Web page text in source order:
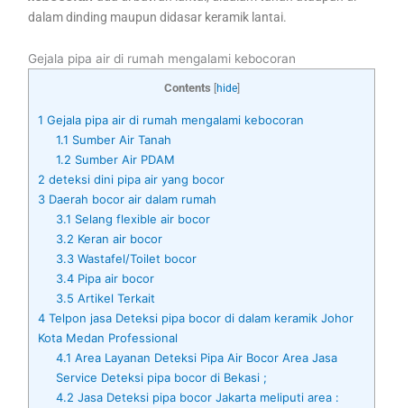
dalam dinding maupun didasar keramik lantai.
Gejala pipa air di rumah mengalami kebocoran
Contents [hide]
1 Gejala pipa air di rumah mengalami kebocoran
1.1 Sumber Air Tanah
1.2 Sumber Air PDAM
2 deteksi dini pipa air yang bocor
3 Daerah bocor air dalam rumah
3.1 Selang flexible air bocor
3.2 Keran air bocor
3.3Wastafel/Toilet bocor
3.4Pipa air bocor
3.5 Artikel Terkait
4 Telpon jasa Deteksi pipa bocor di dalam keramik Johor
Kota Medan Professional
4.1 Area Layanan Deteksi Pipa Air Bocor Area Jasa
Service Deteksi pipa bocor di Bekasi ;
4.2 Jasa Deteksi pipa bocor Jakarta meliputi area :